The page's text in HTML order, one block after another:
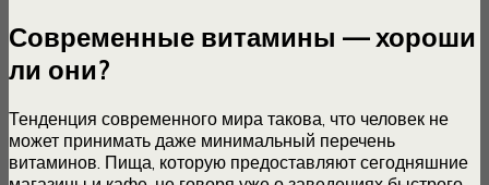
Современные витамины — хороши
ли они?
Тенденция современного мира такова, что человек не
может принимать даже минимальный перечень
витаминов. Пища, которую предоставляют сегодняшние